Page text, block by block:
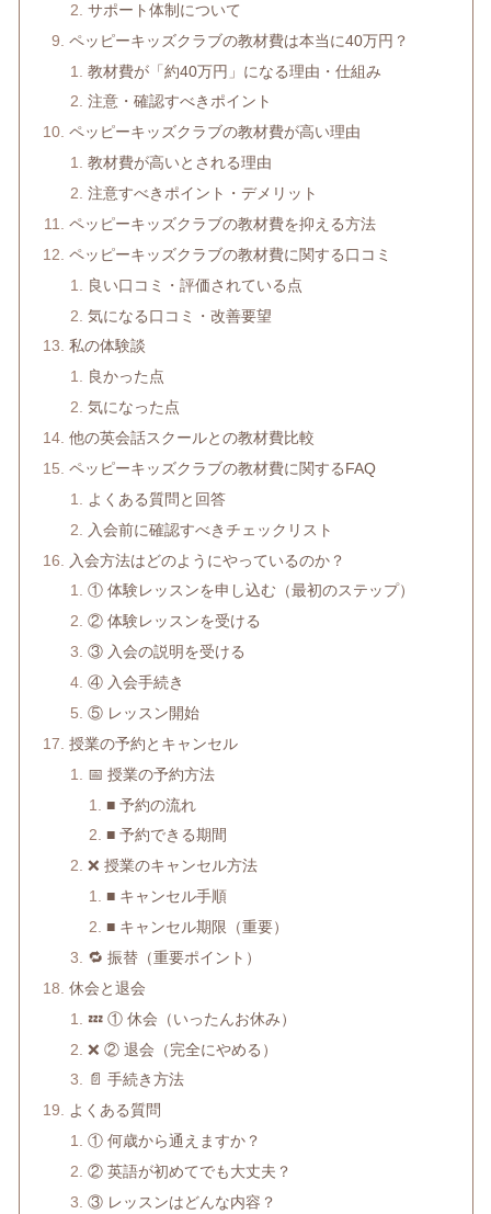
サポート体制について
ペッピーキッズクラブの教材費は本当に40万円？
教材費が「約40万円」になる理由・仕組み
注意・確認すべきポイント
ペッピーキッズクラブの教材費が高い理由
教材費が高いとされる理由
注意すべきポイント・デメリット
ペッピーキッズクラブの教材費を抑える方法
ペッピーキッズクラブの教材費に関する口コミ
良い口コミ・評価されている点
気になる口コミ・改善要望
私の体験談
良かった点
気になった点
他の英会話スクールとの教材費比較
ペッピーキッズクラブの教材費に関するFAQ
よくある質問と回答
入会前に確認すべきチェックリスト
入会方法はどのようにやっているのか？
① 体験レッスンを申し込む（最初のステップ）
② 体験レッスンを受ける
③ 入会の説明を受ける
④ 入会手続き
⑤ レッスン開始
授業の予約とキャンセル
📅 授業の予約方法
■ 予約の流れ
■ 予約できる期間
❌ 授業のキャンセル方法
■ キャンセル手順
■ キャンセル期限（重要）
🔁 振替（重要ポイント）
休会と退会
💤 ① 休会（いったんお休み）
❌ ② 退会（完全にやめる）
📄 手続き方法
よくある質問
① 何歳から通えますか？
② 英語が初めてでも大丈夫？
③ レッスンはどんな内容？